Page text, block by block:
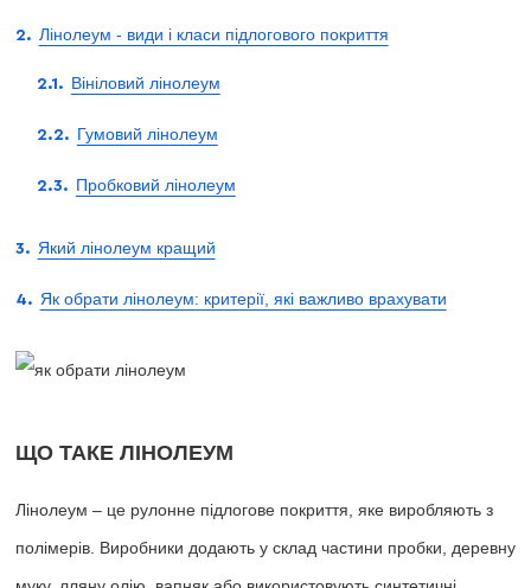
Лінолеум - види і класи підлогового покриття
Вініловий лінолеум
Гумовий лінолеум
Пробковий лінолеум
Який лінолеум кращий
Як обрати лінолеум: критерії, які важливо врахувати
ЩО ТАКЕ ЛІНОЛЕУМ
Лінолеум – це рулонне підлогове покриття, яке виробляють з
полімерів. Виробники додають у склад частини пробки, деревну